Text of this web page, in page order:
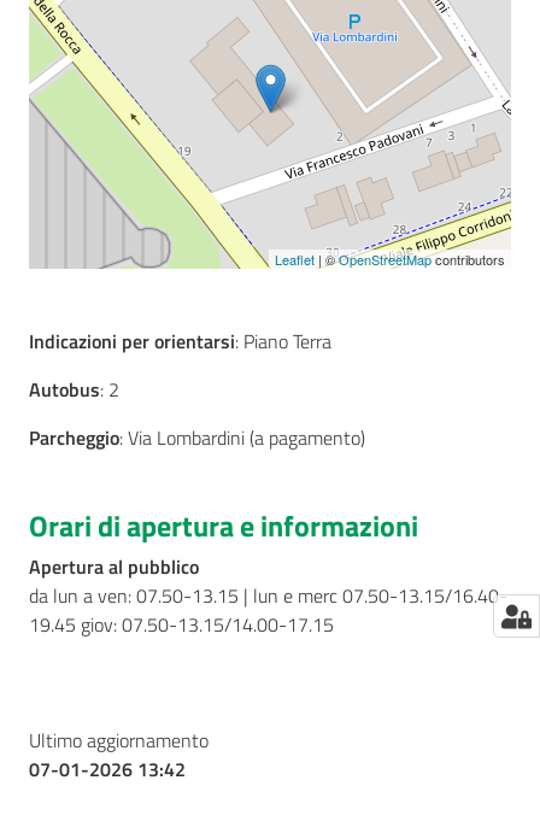
Seguici
su
Leaflet | ©OpenStreetMapcontributors
Indicazioni per orientarsi: Piano Terra
Autobus: 2
Parcheggio: Via Lombardini (a pagamento)
Orari di apertura e informazioni
Apertura al pubblico
da lun a ven: 07.50-13.15 | lun e merc 07.50-13.15/16.40-
19.45 giov: 07.50-13.15/14.00-17.15
Ultimo aggiornamento
07-01-2026 13:42